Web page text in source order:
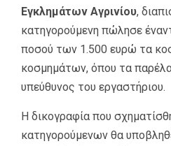
Εγκλημάτων Αγρινίου,
κατηγορούμενη πώλησε
ποσού των 1.500 ευρώ τα
κοσμημάτων, όπου τα
υπεύθυνος του εργαστήριου.
Η δικογραφία που
κατηγορούμενων θα